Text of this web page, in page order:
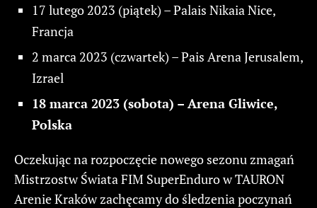
17 lutego 2023 (piątek) – Palais Nikaia Nice,
Francja
2 marca 2023 (czwartek) – Pais Arena Jerusalem,
Izrael
18 marca 2023 (sobota) – Arena Gliwice,
Polska
Oczekując na rozpoczęcie nowego sezonu zmagań
Mistrzostw Świata FIM SuperEnduro w TAURON
Arenie Kraków zachęcamy do śledzenia poczynań